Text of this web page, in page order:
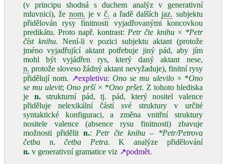
(v principu shodná s duchem analýz v generativní
mluvnici), že nom. je vč. a řadě dalšíchjaz. subjektu
přidělován rysy finitnosti vyjadřovanými koncovkou
predikátu. Proto např. kontrast: Petr čte knihu× *Petr
číst knihu. Není‑li v pozici subjektu aktant (protože
jméno vyjadřující aktant potřebuje jiný pád, aby jím
mohl být vyjádřen rys, který daný aktant nese,
n. protože sloveso žádný aktant nevyžaduje), finitní rysy
přidělují nom. ↗expletivu:Ono se mu ulevilo× *Ono
se mu ulevit;Ono prší× *Ono pršet. Z tohoto hlediska
je n.strukturní pád, tj. pád, který nositel valence
přiděluje nelexikální částí své struktury v určité
syntaktické konfiguraci, a změna vnitřní struktury
nositele valence (absence rysu finitnosti) zbavuje
možnosti přidělit n.: Petr čte knihu ‒ *Petr/Petrova
četba n.četba Petra. K analýze přidělování
n. v generativní gramatice viz ↗podmět.